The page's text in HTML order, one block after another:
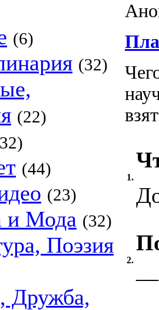
(6)
(32)
(22)
(44)
(23)
и Мода (32)
Поэзия
Дружба,
1.
2.
—